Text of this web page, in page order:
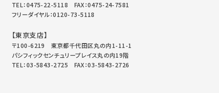
TEL：0475-22-5118 FAX：0475-24-7581
フリーダイヤル：0120-73-5118
【東京支店】
〒100-6219 東京都千代田区丸の内1-11-1
パシフィックセンチュリープレイス丸の内19階
TEL：03-5843-2725 FAX：03-5843-2726